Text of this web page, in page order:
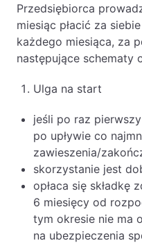
Przedsiębiorca
miesiąc płacić za
każdego miesiąca, za
następujące schematy
Ulga na start
jeśli po raz
po upływie co
zawieszenia/
skorzystanie jest
opłaca się składkę
6 miesięcy od
tym okresie nie ma
na ubezpieczenia